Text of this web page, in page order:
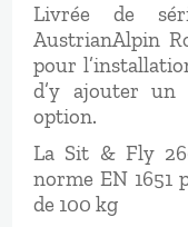
Livrée de
AustrianAlpin
pour
d’y ajouter un
option.
La Sit & Fly
norme EN 1651
de 100 kg